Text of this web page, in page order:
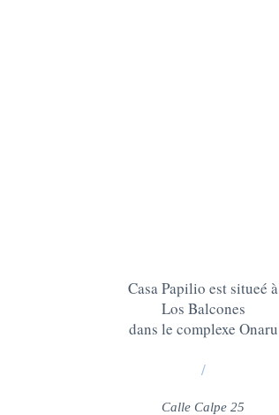
Casa Papilio est situeé à
Los Balcones
dans le complexe Onaru
/
Calle Calpe 25